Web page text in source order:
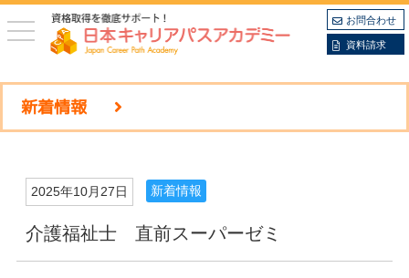
toggle
navigation
お問合わせ
資料請求
新着情報
2025年10月27日 新着情報
介護福祉士 直前スーパーゼミ